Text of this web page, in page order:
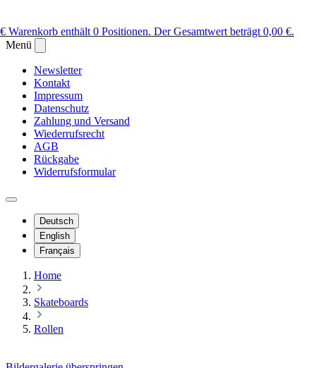
Warenkorb enthält 0 Positionen. Der Gesamtwert beträgt 0,00 €.
Menü
Newsletter
Kontakt
Impressum
Datenschutz
Zahlung und Versand
Wiederrufsrecht
AGB
Rückgabe
Widerrufsformular
Deutsch
English
Français
Home
Skateboards
Rollen